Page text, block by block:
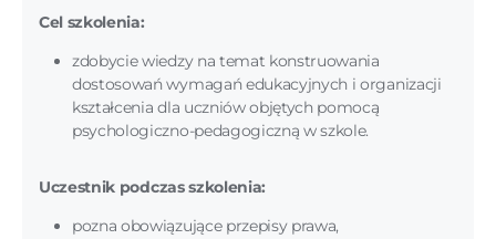
Cel szkolenia:
zdobycie wiedzy na temat konstruowania
dostosowań wymagań edukacyjnych i organizacji
kształcenia dla uczniów objętych pomocą
psychologiczno-pedagogiczną w szkole.
Uczestnik podczas szkolenia:
pozna obowiązujące przepisy prawa,